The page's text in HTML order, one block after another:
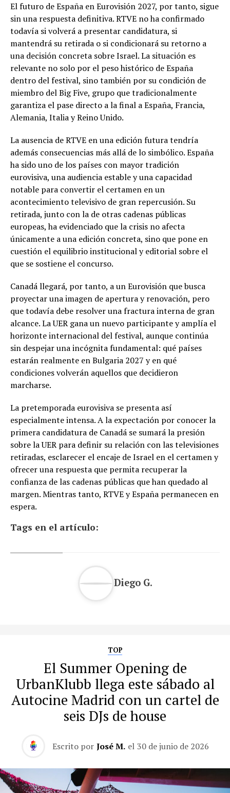
El futuro de España en Eurovisión 2027, por tanto, sigue
sin una respuesta definitiva. RTVE no ha confirmado
todavía si volverá a presentar candidatura, si
mantendrá su retirada o si condicionará su retorno a
una decisión concreta sobre Israel. La situación es
relevante no solo por el peso histórico de España
dentro del festival, sino también por su condición de
miembro del Big Five, grupo que tradicionalmente
garantiza el pase directo a la final a España, Francia,
Alemania, Italia y Reino Unido.
La ausencia de RTVE en una edición futura tendría
además consecuencias más allá de lo simbólico. España
ha sido uno de los países con mayor tradición
eurovisiva, una audiencia estable y una capacidad
notable para convertir el certamen en un
acontecimiento televisivo de gran repercusión. Su
retirada, junto con la de otras cadenas públicas
europeas, ha evidenciado que la crisis no afecta
únicamente a una edición concreta, sino que pone en
cuestión el equilibrio institucional y editorial sobre el
que se sostiene el concurso.
Canadá llegará, por tanto, a un Eurovisión que busca
proyectar una imagen de apertura y renovación, pero
que todavía debe resolver una fractura interna de gran
alcance. La UER gana un nuevo participante y amplía el
horizonte internacional del festival, aunque continúa
sin despejar una incógnita fundamental: qué países
estarán realmente en Bulgaria 2027 y en qué
condiciones volverán aquellos que decidieron
marcharse.
La pretemporada eurovisiva se presenta así
especialmente intensa. A la expectación por conocer la
primera candidatura de Canadá se sumará la presión
sobre la UER para definir su relación con las televisiones
retiradas, esclarecer el encaje de Israel en el certamen y
ofrecer una respuesta que permita recuperar la
confianza de las cadenas públicas que han quedado al
margen. Mientras tanto, RTVE y España permanecen en
espera.
Tags en el artículo:
Diego G.
TOP
El Summer Opening de
UrbanKlubb llega este sábado al
Autocine Madrid con un cartel de
seis DJs de house
Escrito por José M. el 30 de junio de 2026